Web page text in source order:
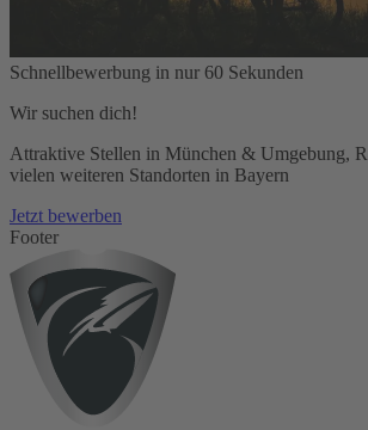
Schnellbewerbung in nur 60 Sekunden
Wir suchen dich!
Attraktive Stellen in München & Umgebung,
vielen weiteren Standorten in Bayern
Jetzt bewerben
Footer